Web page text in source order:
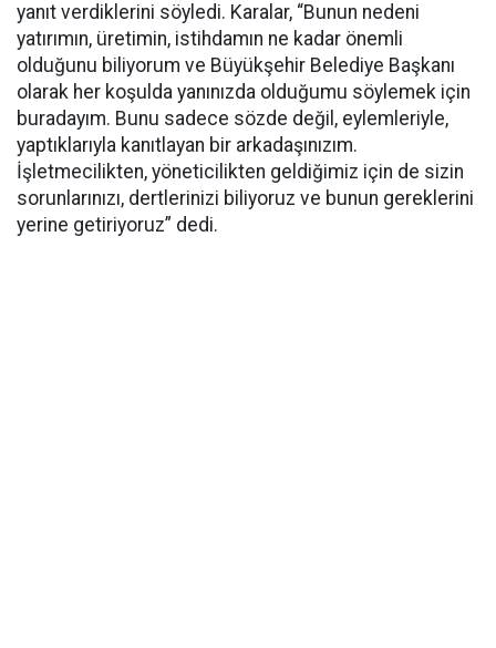
yanıt verdiklerini söyledi. Karalar, “Bunun nedeni
yatırımın, üretimin, istihdamın ne kadar önemli
olduğunu biliyorum ve Büyükşehir Belediye Başkanı
olarak her koşulda yanınızda olduğumu söylemek için
buradayım. Bunu sadece sözde değil, eylemleriyle,
yaptıklarıyla kanıtlayan bir arkadaşınızım.
İşletmecilikten, yöneticilikten geldiğimiz için de sizin
sorunlarınızı, dertlerinizi biliyoruz ve bunun gereklerini
yerine getiriyoruz” dedi.